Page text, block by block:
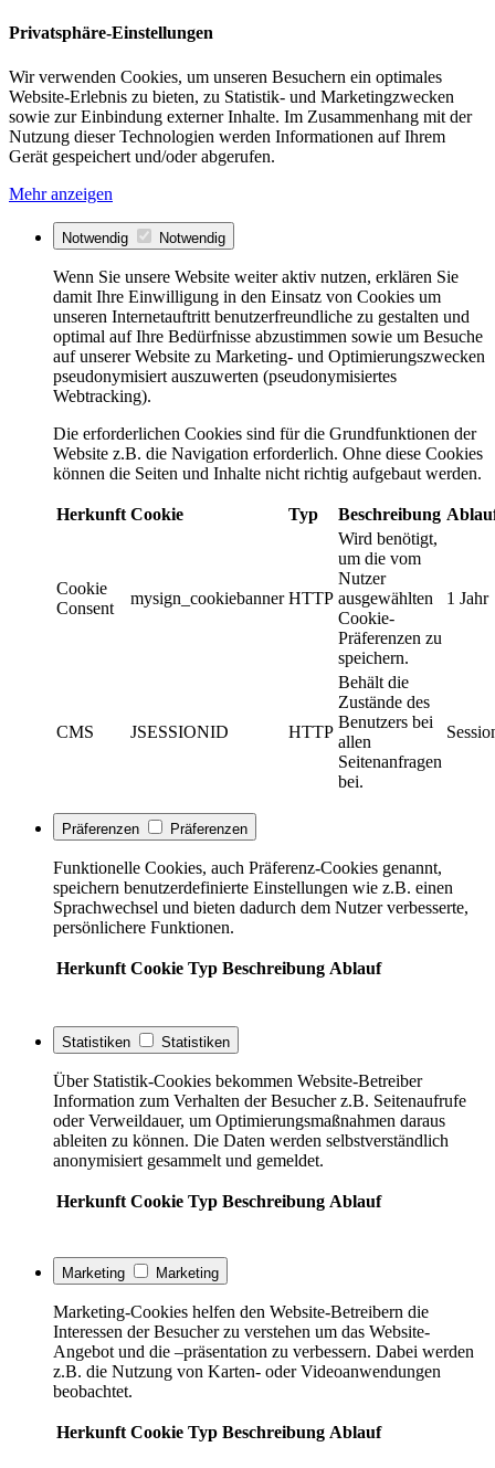
Privatsphäre-Einstellungen
Wir verwenden Cookies, um unseren Besuchern ein optimales
Website-Erlebnis zu bieten, zu Statistik- und Marketingzwecken
sowie zur Einbindung externer Inhalte. Im Zusammenhang mit der
Nutzung dieser Technologien werden Informationen auf Ihrem
Gerät gespeichert und/oder abgerufen.
Mehr anzeigen
Notwendig Notwendig
Wenn Sie unsere Website weiter aktiv nutzen, erklären Sie
damit Ihre Einwilligung in den Einsatz von Cookies um
unseren Internetauftritt benutzerfreundliche zu gestalten und
optimal auf Ihre Bedürfnisse abzustimmen sowie um Besuche
auf unserer Website zu Marketing- und Optimierungszwecken
pseudonymisiert auszuwerten (pseudonymisiertes
Webtracking).
Die erforderlichen Cookies sind für die Grundfunktionen der
Website z.B. die Navigation erforderlich. Ohne diese Cookies
können die Seiten und Inhalte nicht richtig aufgebaut werden.
Herkunft Cookie Typ Beschreibung
Cookie
Consent
mysign_cookiebanner HTTP
Wird benötigt,
um die vom
Nutzer
ausgewählten
Cookie-
Präferenzen zu
speichern.
1 Jahr
CMS JSESSIONID HTTP
Behält die
Zustände des
Benutzers bei
allen
Seitenanfragen
bei.
Präferenzen Präferenzen
Funktionelle Cookies, auch Präferenz-Cookies genannt,
speichern benutzerdefinierte Einstellungen wie z.B. einen
Sprachwechsel und bieten dadurch dem Nutzer verbesserte,
persönlichere Funktionen.
Herkunft Cookie Typ Beschreibung Ablauf
Statistiken Statistiken
Über Statistik-Cookies bekommen Website-Betreiber
Information zum Verhalten der Besucher z.B. Seitenaufrufe
oder Verweildauer, um Optimierungsmaßnahmen daraus
ableiten zu können. Die Daten werden selbstverständlich
anonymisiert gesammelt und gemeldet.
Herkunft Cookie Typ Beschreibung Ablauf
Marketing Marketing
Marketing-Cookies helfen den Website-Betreibern die
Interessen der Besucher zu verstehen um das Website-
Angebot und die –präsentation zu verbessern. Dabei werden
z.B. die Nutzung von Karten- oder Videoanwendungen
beobachtet.
Herkunft Cookie Typ Beschreibung Ablauf